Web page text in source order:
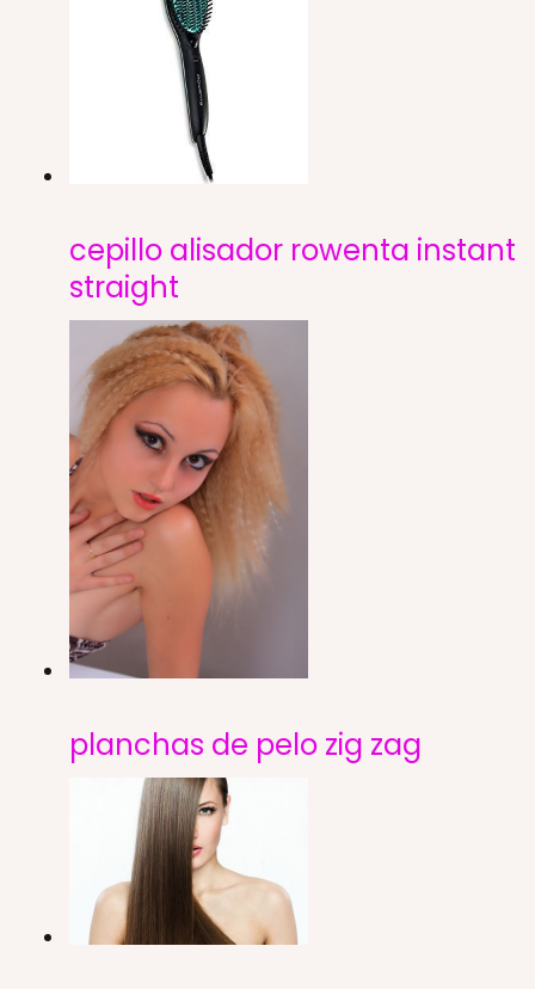
cepillo alisador rowenta instant
straight
planchas de pelo zig zag